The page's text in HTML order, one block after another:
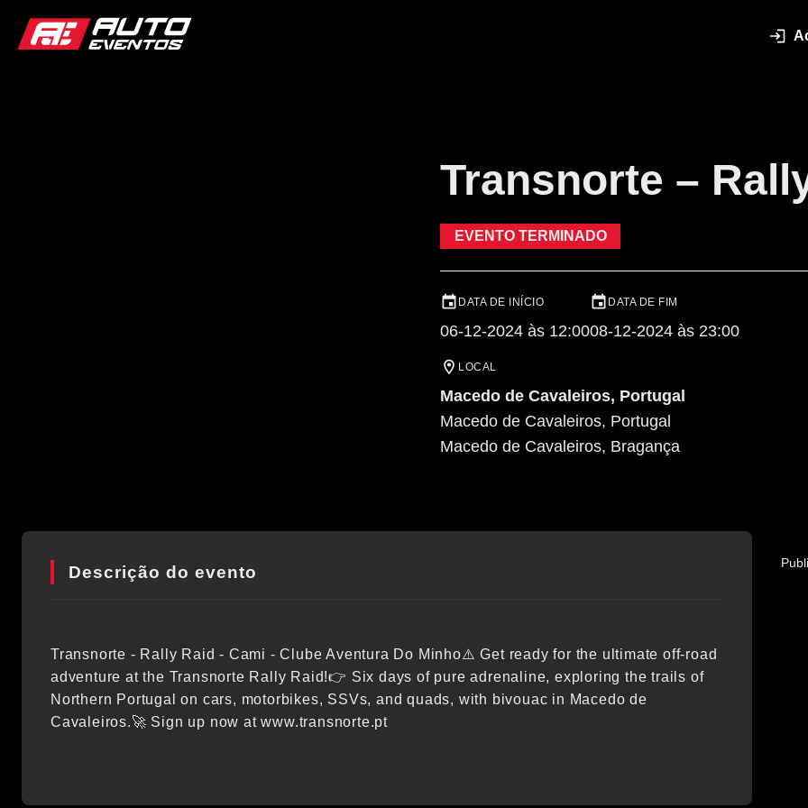
Transnorte –
EVENTO TERMINADO
DATA DE INÍCIO
06-12-2024 às 12:00
DATA DE FIM
08-12-2024 às 23:00
LOCAL
Macedo de Cavaleiros, Portugal
Macedo de Cavaleiros, Portugal
Macedo de Cavaleiros, Bragança
Descrição do evento
Transnorte - Rally Raid - Cami - Clube Aventura Do Minho⚠️ Get ready for the ultimate off-road
adventure at the Transnorte Rally Raid!👉 Six days of pure adrenaline, exploring the trails of
Northern Portugal on cars, motorbikes, SSVs, and quads, with bivouac in Macedo de
Cavaleiros.🚀 Sign up now at www.transnorte.pt